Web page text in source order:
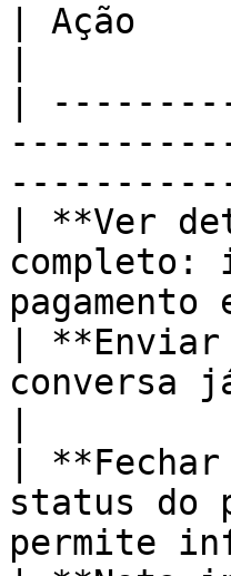
| Ação
|
| **Ver
|
conversa
|
status do
permite